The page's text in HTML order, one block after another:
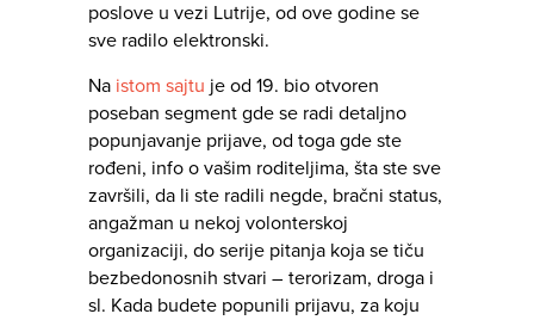
poslove u vezi Lutrije, od ove godine se
sve radilo elektronski.
Na istom sajtu je od 19. bio otvoren
poseban segment gde se radi detaljno
popunjavanje prijave, od toga gde ste
rođeni, info o vašim roditeljima, šta ste sve
završili, da li ste radili negde, bračni status,
angažman u nekoj volonterskoj
organizaciji, do serije pitanja koja se tiču
bezbedonosnih stvari – terorizam, droga i
sl. Kada budete popunili prijavu, za koju